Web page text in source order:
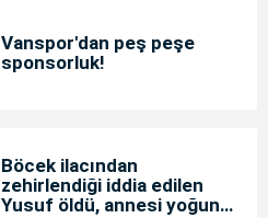
Vanspor'dan peş peşe
sponsorluk!
Böcek ilacından
zehirlendiği iddia edilen
Yusuf öldü, annesi yoğun